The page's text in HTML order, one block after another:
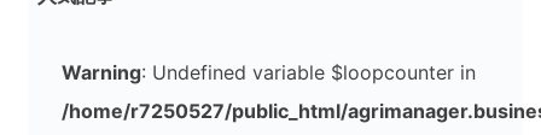
シ
ン
Warning: Undefined variable $loopcounter in
/home/r7250527/public_html/